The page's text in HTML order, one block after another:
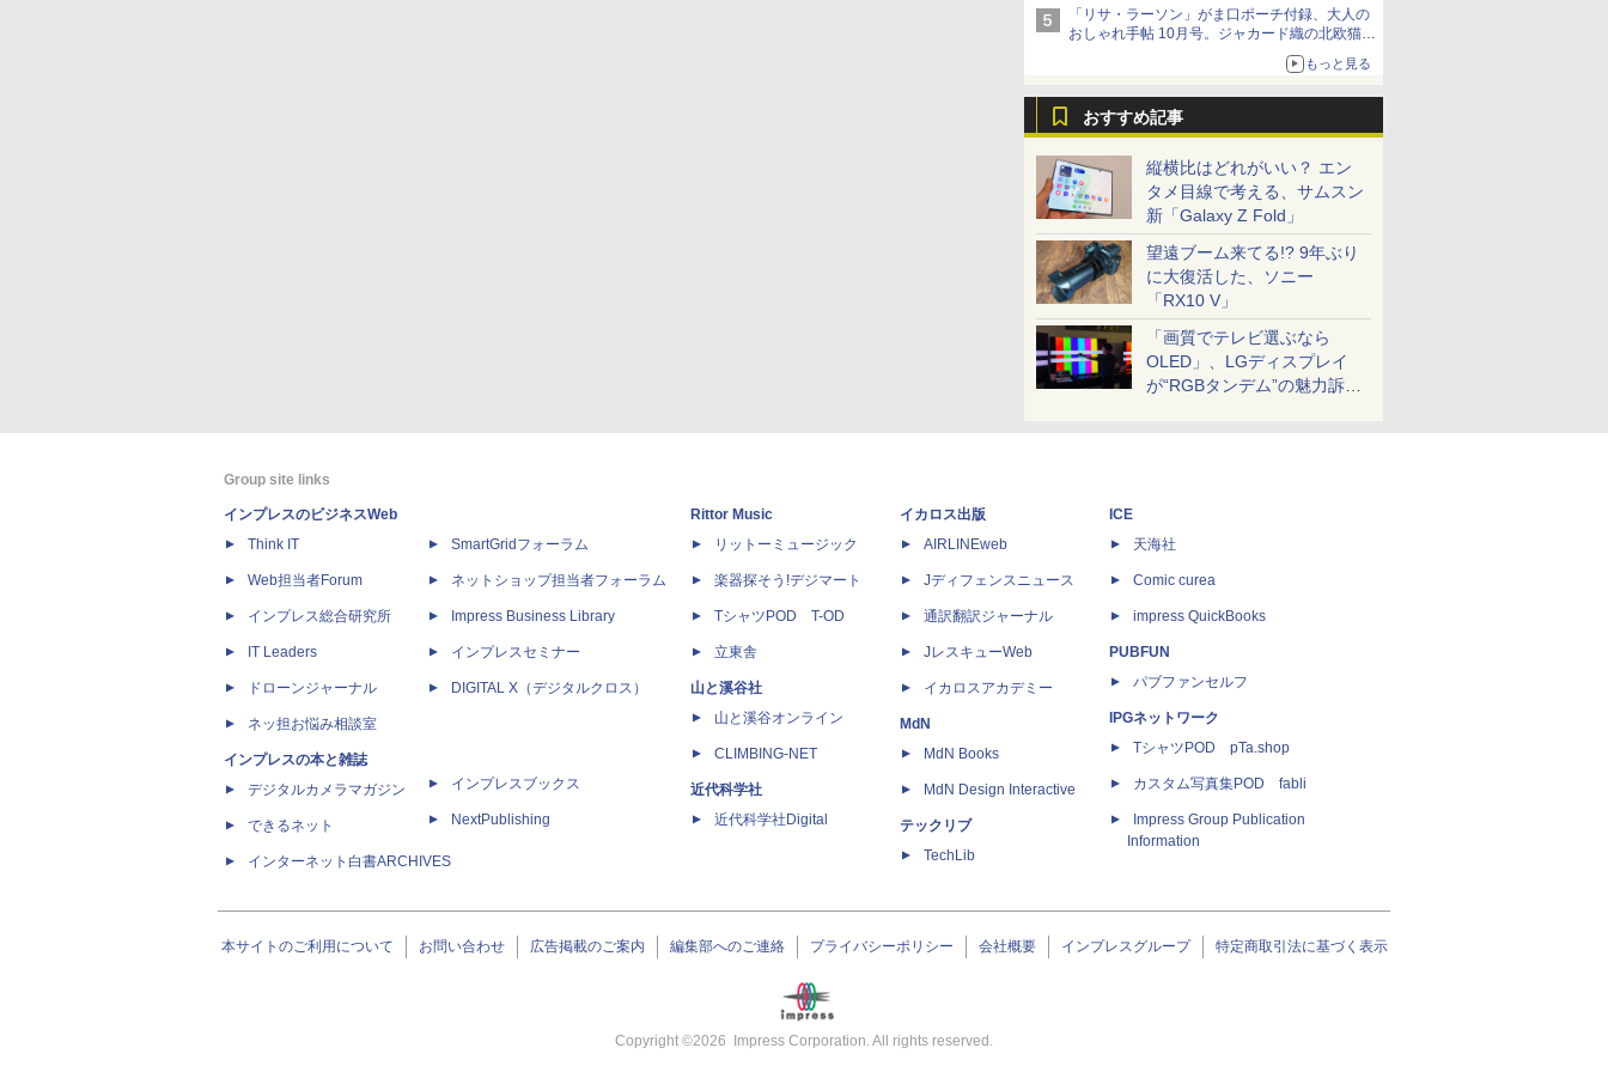
「リサ・ラーソン」がま口ポーチ付録、大人の
おしゃれ手帖 10月号。ジャカード織の北欧猫デ
もっと見る
おすすめ記事
縦横比はどれがいい？ エン
タメ目線で考える、サムスン
新「Galaxy Z Fold」
望遠ブーム来てる!? 9年ぶり
に大復活した、ソニー
「RX10 V」
「画質でテレビ選ぶなら
OLED」、LGディスプレイ
が“RGBタンデム”の魅力訴
Group site links
インプレスのビジネスWeb
Think IT
Web担当者Forum
インプレス総合研究所
IT Leaders
ドローンジャーナル
ネッ担お悩み相談室
インプレスの本と雑誌
デジタルカメラマガジン
できるネット
インターネット白書ARCHIVES
SmartGridフォーラム
ネットショップ担当者フォーラム
Impress Business Library
インプレスセミナー
DIGITAL X（デジタルクロス）
インプレスブックス
NextPublishing
Rittor Music
リットーミュージック
楽器探そう!デジマート
TシャツPOD T-OD
立東舎
山と溪谷社
山と溪谷オンライン
CLIMBING-NET
近代科学社
近代科学社Digital
イカロス出版
AIRLINEweb
Jディフェンスニュース
通訳翻訳ジャーナル
JレスキューWeb
イカロスアカデミー
MdN
MdN Books
MdN Design Interactive
テックリブ
TechLib
ICE
天海社
Comic curea
impress QuickBooks
PUBFUN
パブファンセルフ
IPGネットワーク
TシャツPOD pTa.shop
カスタム写真集POD fabli
Impress Group Publication
Information
本サイトのご利用について お問い合わせ 広告掲載のご案内 編集部へのご連絡 プライバシーポリシー 会社概要 インプレスグループ 特定商取引法に基づく表示
Copyright ©2026 Impress Corporation. All rights reserved.